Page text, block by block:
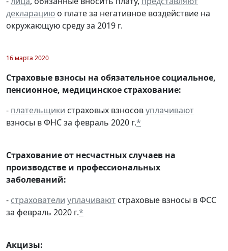
декларацию о плате за негативное воздействие на
окружающую среду за 2019 г.
16 марта 2020
Страховые взносы на обязательное социальное,
пенсионное, медицинское страхование:
- плательщики страховых взносовуплачивают
взносы в ФНС за февраль 2020 г.*
Страхование от несчастных случаев на
производстве и профессиональных
заболеваний:
- страхователи уплачивают страховые взносы в ФСС
за февраль 2020 г.*
Акцизы: